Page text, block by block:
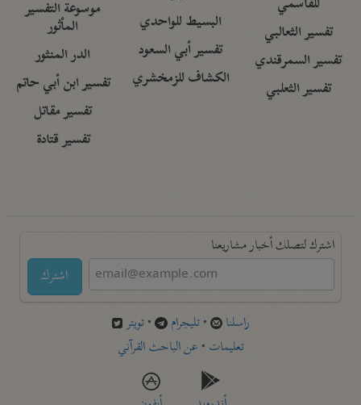
للقاسمي
تفسير الثعالبي
تفسير السمرقندي
تفسير الثعلبي
البسيط للواحدي
تفسير أبي السعود
الكشاف للزمخشري
موسوعة التفسير
المأثور
الدر المنثور
تفسير ابن أبي حاتم
تفسير مقاتل
تفسير قتادة
اشترك لتصلك أخبار مشاريعنا
اشترك
راسلنا •تليجرام •تويتر
تعليمات •عن الباحث القرآني